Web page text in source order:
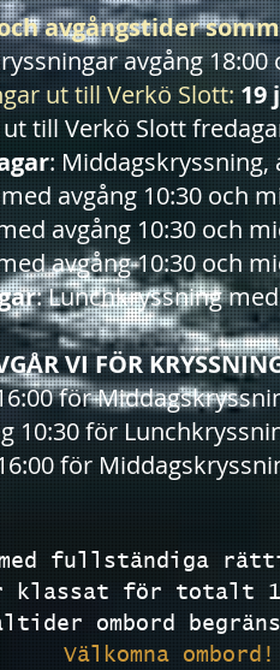
avgångstider
avgång
ut till Verkö Slott: 19
till Verkö Slott
: Middagskryssning,
avgång 10:30 och
avgång 10:30 och
avgång 10:30 och
: Lunchkryssning
VI FÖR
för
10:30 för
för
fullständiga
klassat för totalt
ombord
Välkomna ombord!